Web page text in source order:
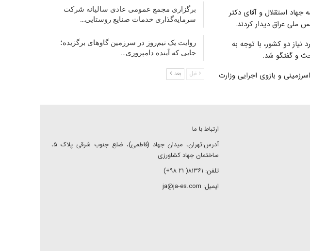
استقلال و آقای دکتر
عراق دیدار کردند.
دو کشور، با توجه به
و بازوی اجرایی وزارت
برگزاری مجمع عمومی عادی سالیانه شرکت
سرمایه‌گذاری خدمات صنایع روستایی…
روایت یک نیم‌روز در سرزمین گاوهای برگزیده؛
جایی که آینده دامپروری…
قبل بعد
ارتباط با ما
آدرس:تهران، میدان جهاد (فاطمی)، ضلع جنوب شرقی پلاک ۵،
ساختمان جهاد کشاورزی
تلفن: ۸۱۳۶۱( ۲۱ ۹۸+)
ایمیل: ja@ja-es.com